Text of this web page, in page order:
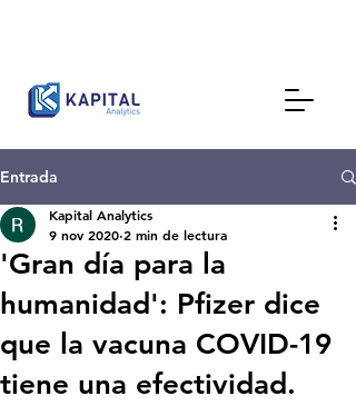
Entrada
'Gran día para la
humanidad': Pfizer dice
que la vacuna COVID-19
tiene una efectividad.
Kapital Analytics
9 nov 2020 2 min de lectura